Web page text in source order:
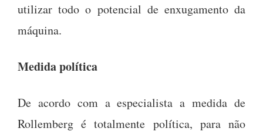
utilizar todo o potencial de enxugamento da
máquina.
Medida política
De acordo com a especialista a medida de
Rollemberg é totalmente política, para não